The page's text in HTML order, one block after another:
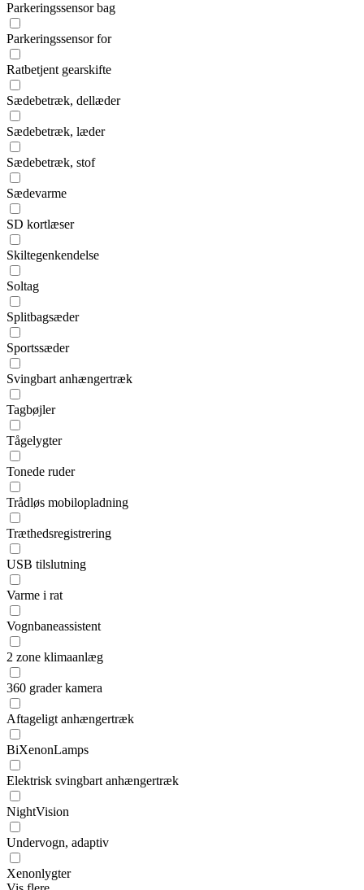
Parkeringssensor bag
Parkeringssensor for
Ratbetjent gearskifte
Sædebetræk, dellæder
Sædebetræk, læder
Sædebetræk, stof
Sædevarme
SD kortlæser
Skiltegenkendelse
Soltag
Splitbagsæder
Sportssæder
Svingbart anhængertræk
Tagbøjler
Tågelygter
Tonede ruder
Trådløs mobilopladning
Træthedsregistrering
USB tilslutning
Varme i rat
Vognbaneassistent
2 zone klimaanlæg
360 grader kamera
Aftageligt anhængertræk
BiXenonLamps
Elektrisk svingbart anhængertræk
NightVision
Undervogn, adaptiv
Xenonlygter